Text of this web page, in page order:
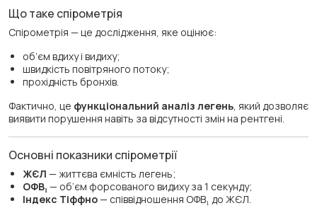
Що таке спірометрія
Спірометрія — це дослідження, яке оцінює:
об’єм вдиху і видиху;
швидкість повітряного потоку;
прохідність бронхів.
Фактично, це функціональний аналіз легень , який дозволяє
виявити порушення навіть за відсутності змін на рентгені.
Основні показники спірометрії
ЖЄЛ — життєва ємність легень;
ОФВ₁ — об’єм форсованого видиху за 1 секунду;
Індекс Тіффно— співвідношення ОФВ₁ до ЖЄЛ.